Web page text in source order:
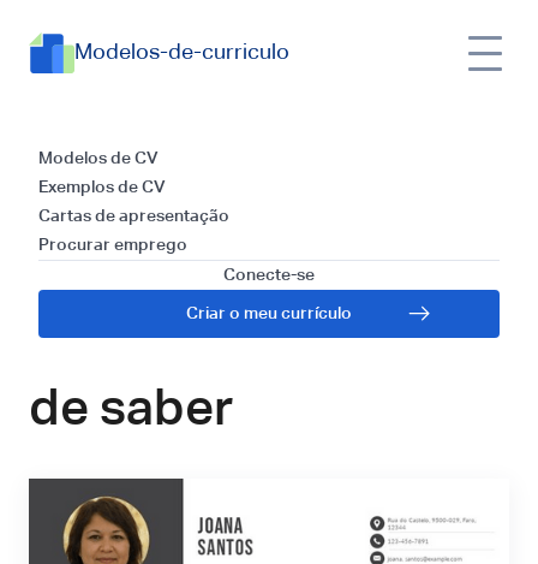
Modelos-de-curriculo
Modelos de CV
Exemplos de CV
Cartas de apresentação
Procurar emprego
Conecte-se
Criar o meu currículo
Guia para escrever
um currículo de
assistente social |
Tudo o que precisa
de saber